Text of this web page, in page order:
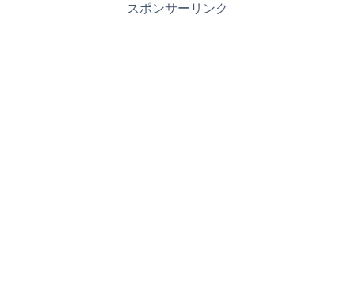
スポンサーリンク